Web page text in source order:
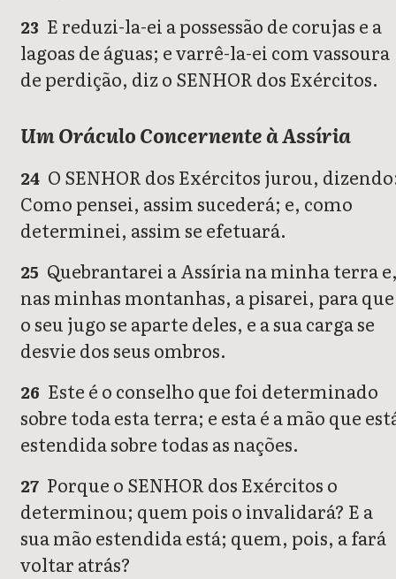
23 E reduzi-la-ei a possessão de corujas e a
lagoas de águas; e varrê-la-ei com vassoura
de perdição, diz o SENHOR dos Exércitos.
Um Oráculo Concernente à Assíria
24 O SENHOR dos Exércitos jurou,
Como pensei, assim sucederá; e, como
determinei, assim se efetuará.
25 Quebrantarei a Assíria na minha terra
nas minhas montanhas, a pisarei, para que
o seu jugo se aparte deles, e a sua carga se
desvie dos seus ombros.
26 Este é o conselho que foi determinado
sobre toda esta terra; e esta é a mão que
estendida sobre todas as nações.
27 Porque o SENHOR dos Exércitos o
determinou; quem pois o invalidará? E a
sua mão estendida está; quem, pois, a fará
voltar atrás?